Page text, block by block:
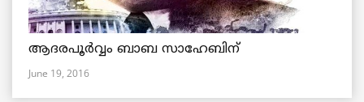
ആദരപൂര്‍വ്വം ബാബ സാഹേബിന്
June 19, 2016